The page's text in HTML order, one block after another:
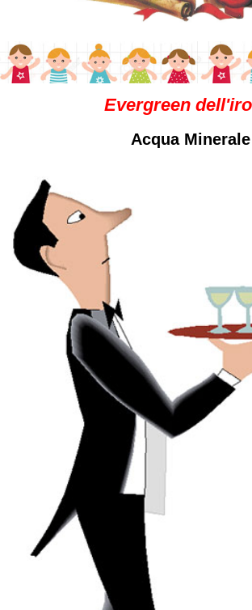
Evergreen
Acqua Minerale